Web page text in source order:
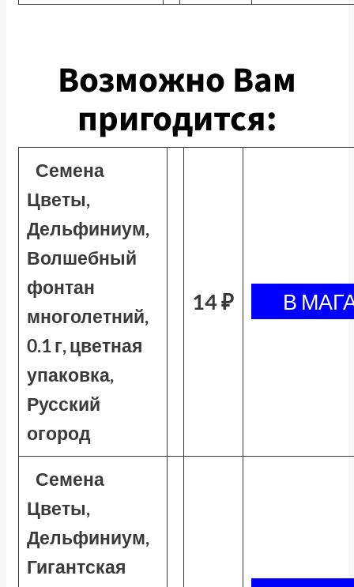
Возможно Вам
пригодится:
Семена
Цветы,
Дельфиниум,
Волшебный
фонтан
многолетний,
0.1 г, цветная
упаковка,
Русский
огород
14 ₽
Семена
Цветы,
Дельфиниум,
Гигантская